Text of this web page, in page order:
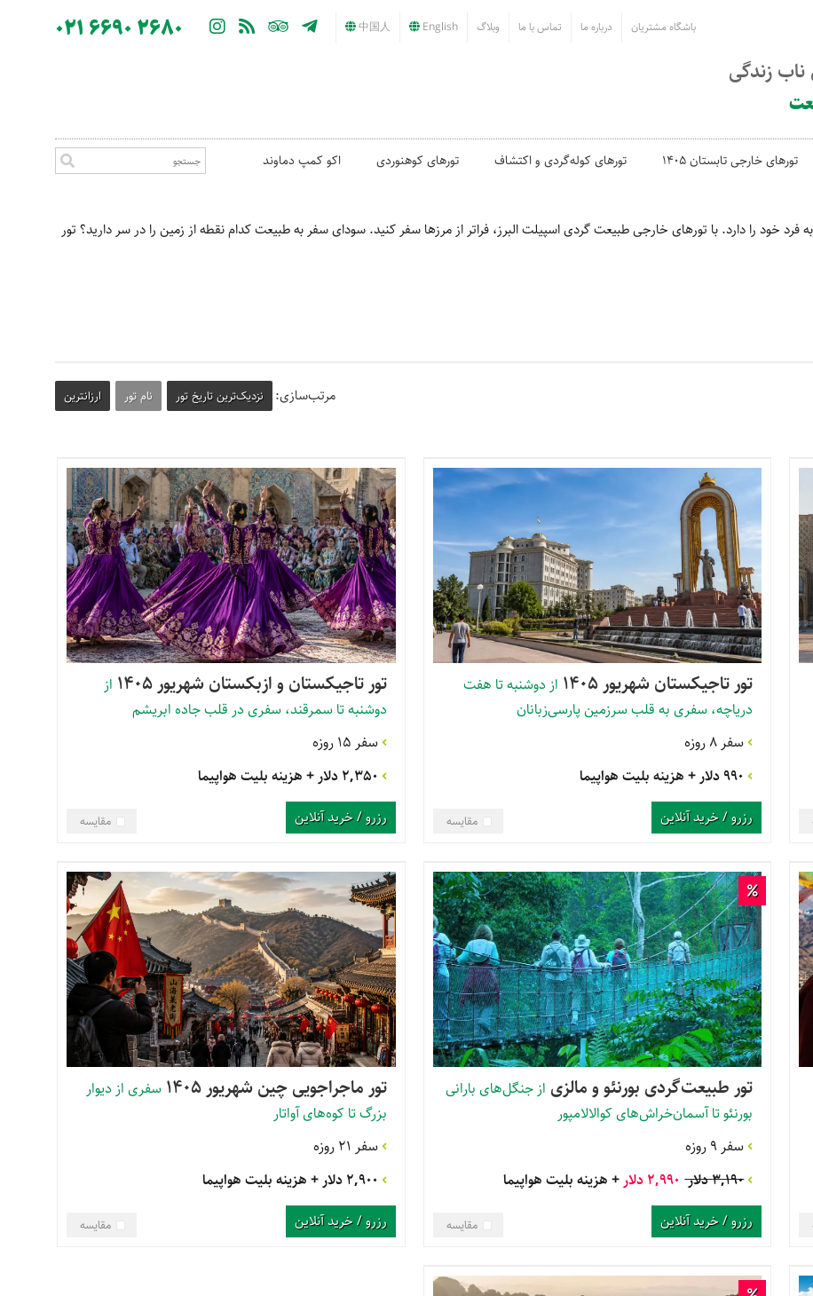
باشگاه مشتریان درباره ما تماس با ما وبلاگ English
中国人
021 6690 2680
زندگی
تورهای خارجی تابستان 1405 تورهای کوله‌گردی و اکتشاف تورهای کوهنوردی اکو کمپ دماوند
خود را دارد. با تورهای خارجی طبیعت گردی اسپیلت البرز، فراتر از مرزها سفر کنید. سودای سفر به طبیعت کدام نقطه از زمین را در سر دارید؟ تور
مرتب‌سازی: نزدیک‌ترین تاریخ تور نام تور ارزانترین
تور تاجیکستان شهریور 1405
از دوشنبه تا هفت
دریاچه، سفری به قلب سرزمین پارسی‌زبانان
سفر 8 روزه
990 دلار
+ هزینه بلیت هواپیما
مقایسه رزرو / خرید آنلاین
تور تاجیکستان و ازبکستان شهریور 1405
از
دوشنبه تا سمرقند، سفری در قلب جاده ابریشم
سفر 15 روزه
2,350 دلار
+ هزینه بلیت هواپیما
مقایسه رزرو / خرید آنلاین
تور طبیعت‌گردی بورنئو و مالزی از جنگل‌های بارانی
بورنئو تا آسمان‌خراش‌های کوالالامپور
سفر 9 روزه
3,190 دلار
2,990 دلار + هزینه بلیت هواپیما
مقایسه رزرو / خرید آنلاین
تور ماجراجویی چین شهریور 1405
سفری از دیوار
بزرگ تا کوه‌های آواتار
سفر 21 روزه
2,900 دلار
+ هزینه بلیت هواپیما
مقایسه رزرو / خرید آنلاین